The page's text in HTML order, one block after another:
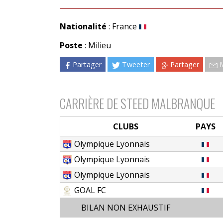
Nationalité : France
Poste : Milieu
Partager Tweeter Partager
CARRIÈRE DE STEED MALBRANQUE
CLUBS
PAYS
Olympique Lyonnais
Olympique Lyonnais
Olympique Lyonnais
GOAL FC
BILAN NON EXHAUSTIF